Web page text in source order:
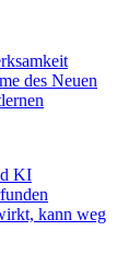
des Neuen
KI
kann weg